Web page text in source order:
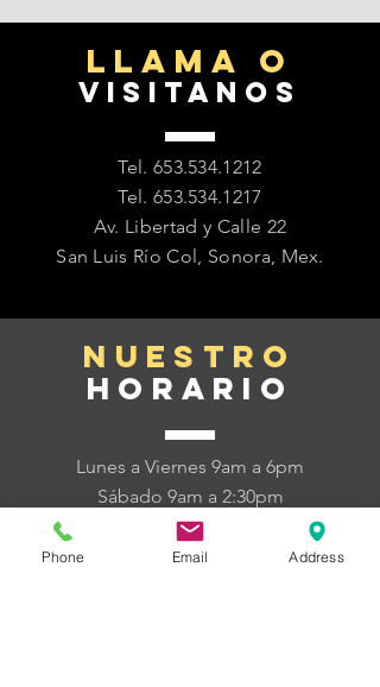
LLAMA o
visitanos
Tel. 653.534.1212
Tel. 653.534.1217
Av. Libertad y Calle 22
San Luis Río Col, Sonora, Mex.
nuestro
horario
Lunes a Viernes 9am a 6pm
Sábado 9am a 2:30pm
Domingo Cerrado
Phone Email Address